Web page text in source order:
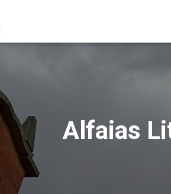
Alfaias